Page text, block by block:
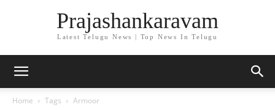
Prajashankaravam
Latest Telugu News | Top News In Telugu
Home Tags Armoor